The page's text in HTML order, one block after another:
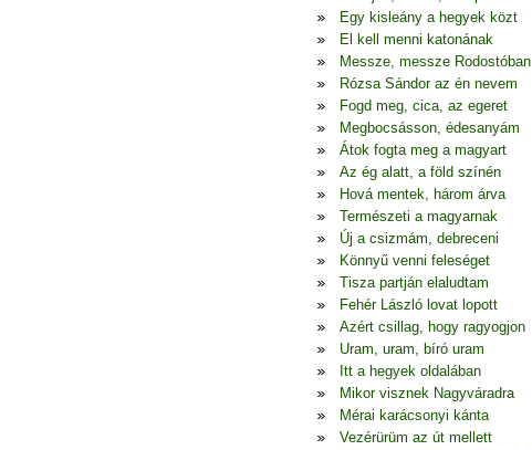
Egy kisleány a hegyek közt
El kell menni katonának
Messze, messze Rodostóban
Rózsa Sándor az én nevem
Fogd meg, cica, az egeret
Megbocsásson, édesanyám
Átok fogta meg a magyart
Az ég alatt, a föld színén
Hová mentek, három árva
Természeti a magyarnak
Új a csizmám, debreceni
Könnyű venni feleséget
Tisza partján elaludtam
Fehér László lovat lopott
Azért csillag, hogy ragyogjon
Uram, uram, bíró uram
Itt a hegyek oldalában
Mikor visznek Nagyváradra
Mérai karácsonyi kánta
Vezérürüm az út mellett